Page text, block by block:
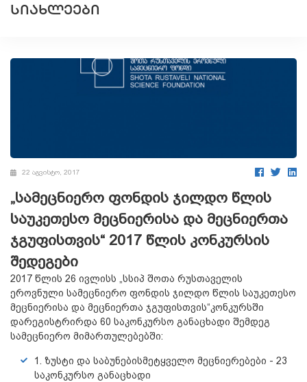
ᲡᲘᲐᲮᲚᲔᲔᲑᲘ
22 აგვისტო, 2017
„სამეცნიერო ფონდის ჯილდო წლის
საუკეთესო მეცნიერისა და მეცნიერთა
ჯგუფისთვის“ 2017 წლის კონკურსის
შედეგები
2017 წლის 26 ივლისს „სსიპ შოთა რუსთაველის
ეროვნული სამეცნიერო ფონდის ჯილდო წლის საუკეთესო
მეცნიერისა და მეცნიერთა ჯგუფისთვის“კონკურსში
დარეგისტრირდა 60 საკონკურსო განაცხადი შემდეგ
სამეცნიერო მიმართულებებში:
1. ზუსტი და საბუნებისმეტყველო მეცნიერებები - 23
საკონკურსო განაცხადი